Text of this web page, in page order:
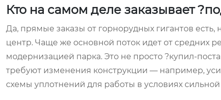
Кто на самом деле заказывает
Да, прямые заказы от горнорудных гигантов есть,
центр. Чаще же основной поток идет от средних
модернизацией парка. Это не просто ?купил-
требуют изменения конструкции — например,
схемы уплотнений для работы в условиях